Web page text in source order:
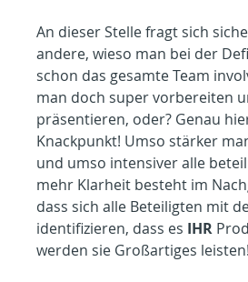
An dieser Stelle fragt sich
andere, wieso man bei der
schon das gesamte Team
man doch super vorbereiten
präsentieren, oder? Genau
Knackpunkt! Umso stärker
und umso intensiver alle
mehr Klarheit besteht im
dass sich alle Beteiligten mit
identifizieren, dass es IHR
werden sie Großartiges leisten!